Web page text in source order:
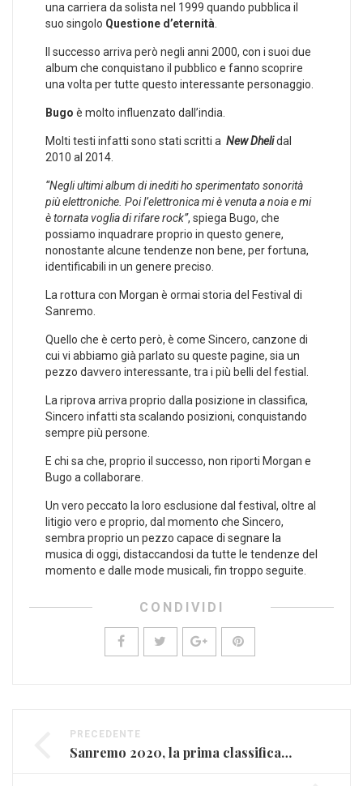
una carriera da solista nel 1999 quando pubblica il
suo singolo Questione d’eternità
Il successo arriva però negli anni 2000, con i suoi due
album che conquistano il pubblico e fanno scoprire
una volta per tutte questo interessante personaggio.
Bugo è molto influenzato dall’india.
Molti testi infatti sono stati scritti a New Dhelidal
2010 al 2014.
“Negli ultimi album di inediti ho sperimentato sonorità
più elettroniche. Poi l’elettronica mi è venuta a noia e mi
è tornata voglia di rifare rock”, spiega Bugo, che
possiamo inquadrare proprio in questo genere,
nonostante alcune tendenze non bene, per fortuna,
identificabili in un genere preciso.
La rottura con Morgan è ormai storia del Festival di
Sanremo.
Quello che è certo però, è come Sincero, canzone di
cui vi abbiamo già parlato su queste pagine, sia un
pezzo davvero interessante, tra i più belli del festial.
La riprova arriva proprio dalla posizione in classifica,
Sincero infatti sta scalando posizioni, conquistando
sempre più persone.
E chi sa che, proprio il successo, non riporti Morgan e
Bugo a collaborare.
Un vero peccato la loro esclusione dal festival, oltre al
litigio vero e proprio, dal momento che Sincero,
sembra proprio un pezzo capace di segnare la
musica di oggi, distaccandosi da tutte le tendenze del
momento e dalle mode musicali, fin troppo seguite.
CONDIVIDI
PRECEDENTE
Sanremo 2020, la prima classifica post Festival premia i Pinguini Tattici Nucleari